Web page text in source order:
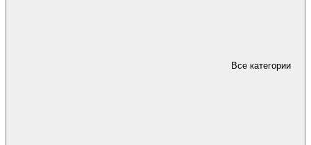
Все категории